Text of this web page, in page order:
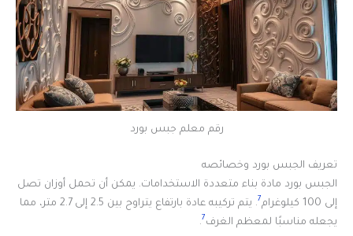
رقم معلم جبس بورد
تعريف الجبس بورد وخصائصه
الجبس بورد مادة بناء متعددة الاستخدامات. يمكن أن تحمل أوزان تصل
إلى 100 كيلوغرام
7
. يتم تركيبه عادة بارتفاع يتراوح بين 2.5 إلى 2.7 متر، مما
يجعله مناسبًا لمعظم الغرف7
.